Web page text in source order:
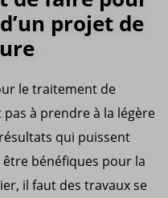
projet de
le traitement de
pas à prendre à la légère
qui puissent
bénéfiques pour la
il faut des travaux se